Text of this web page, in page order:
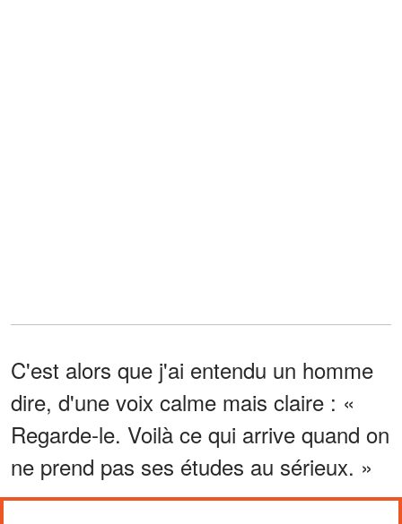
C'est alors que j'ai entendu un homme
dire, d'une voix calme mais claire : «
Regarde-le. Voilà ce qui arrive quand on
ne prend pas ses études au sérieux. »